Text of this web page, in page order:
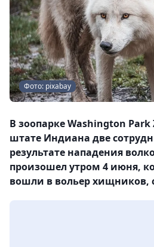
Фото: pixabay
В зоопарке Washington
штате Индиана две
результате нападения
произошел утром 4 июня,
вошли в вольер хищников,